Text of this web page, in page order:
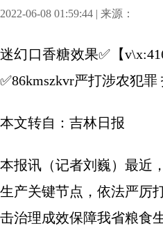
2022-06-08 01:59:44 | 来源：
迷幻口香糖效果✅【
✅86kmszkvr严打涉农犯
本文转自：吉林日报
本报讯（记者刘巍）最近
生产关键节点，依法严厉
击治理成效保障我省粮食